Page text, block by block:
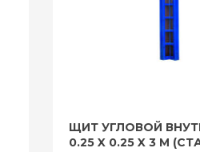
ЩИТ УГЛОВОЙ
0.25 X 0.25 X 3 М